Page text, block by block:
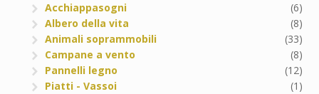
Acchiappasogni
(6)
Albero della vita
(8)
Animali soprammobili
(33)
Campane a vento
(8)
Pannelli legno
(12)
Piatti - Vassoi
(1)